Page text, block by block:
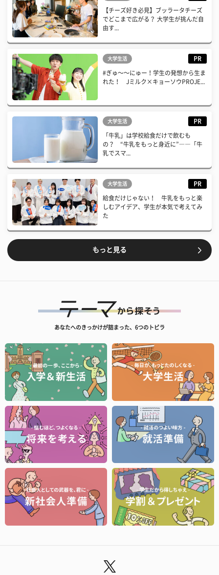
【チーズ好き必見】ブッラータチーズ
でどこまで広がる？ 大学生が挑んだ自
由す...
大学生活 PR
#ぎゅ〜〜にゅー！学生の発想から生ま
れた！ Jミルク×キョーソウPROJE...
大学生活 PR
「牛乳」は学校給食だけで飲むも
の？ “牛乳をもっと身近に”――「牛
乳でスマ...
大学生活 PR
給食だけじゃない！ 牛乳をもっと楽
しむアイデア、学生が本気で考えてみ
た
もっと見る
あなたへのきっかけが詰まった、6つのトビラ